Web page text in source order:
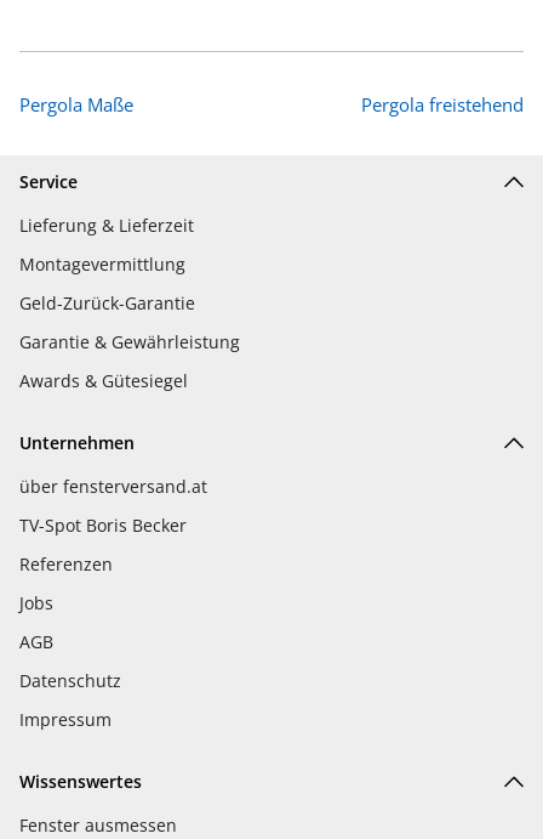
Pergola Maße Pergola freistehend
Service
Lieferung & Lieferzeit
Montagevermittlung
Geld-Zurück-Garantie
Garantie & Gewährleistung
Awards & Gütesiegel
Unternehmen
über fensterversand.at
TV-Spot Boris Becker
Referenzen
Jobs
AGB
Datenschutz
Impressum
Wissenswertes
Fenster ausmessen